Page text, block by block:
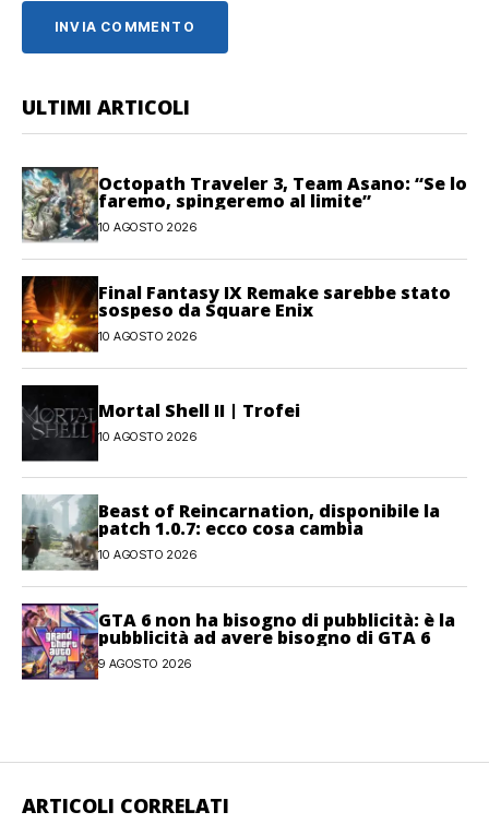
ULTIMI ARTICOLI
Octopath Traveler 3, Team Asano: “Se lo
faremo, spingeremo al limite”
10 AGOSTO 2026
Final Fantasy IX Remake sarebbe stato
sospeso da Square Enix
10 AGOSTO 2026
Mortal Shell II | Trofei
10 AGOSTO 2026
Beast of Reincarnation, disponibile la
patch 1.0.7: ecco cosa cambia
10 AGOSTO 2026
GTA 6 non ha bisogno di pubblicità: è la
pubblicità ad avere bisogno di GTA 6
9 AGOSTO 2026
ARTICOLI CORRELATI